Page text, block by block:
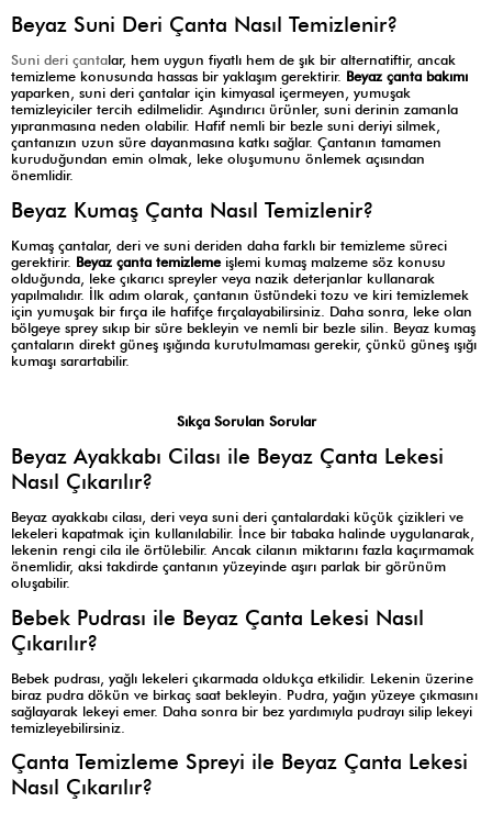
Beyaz Suni Deri Çanta Nasıl Temizlenir?
Suni deri çantalar, hem uygun fiyatlı hem de şık bir alternatiftir, ancak
temizleme konusunda hassas bir yaklaşım gerektirir. Beyaz çanta bakımı
yaparken, suni deri çantalar için kimyasal içermeyen, yumuşak
temizleyiciler tercih edilmelidir. Aşındırıcı ürünler, suni derinin zamanla
yıpranmasına neden olabilir. Hafif nemli bir bezle suni deriyi silmek,
çantanızın uzun süre dayanmasına katkı sağlar. Çantanın tamamen
kuruduğundan emin olmak, leke oluşumunu önlemek açısından
önemlidir.
Beyaz Kumaş Çanta Nasıl Temizlenir?
Kumaş çantalar, deri ve suni deriden daha farklı bir temizleme süreci
gerektirir. Beyaz çanta temizlemeişlemi kumaş malzeme söz konusu
olduğunda, leke çıkarıcı spreyler veya nazik deterjanlar kullanarak
yapılmalıdır. İlk adım olarak, çantanın üstündeki tozu ve kiri temizlemek
için yumuşak bir fırça ile hafifçe fırçalayabilirsiniz. Daha sonra, leke olan
bölgeye sprey sıkıp bir süre bekleyin ve nemli bir bezle silin. Beyaz kumaş
çantaların direkt güneş ışığında kurutulmaması gerekir, çünkü güneş ışığı
kumaşı sarartabilir.
Sıkça Sorulan Sorular
Beyaz Ayakkabı Cilası ile Beyaz Çanta Lekesi
Nasıl Çıkarılır?
Beyaz ayakkabı cilası, deri veya suni deri çantalardaki küçük çizikleri ve
lekeleri kapatmak için kullanılabilir. İnce bir tabaka halinde uygulanarak,
lekenin rengi cila ile örtülebilir. Ancak cilanın miktarını fazla kaçırmamak
önemlidir, aksi takdirde çantanın yüzeyinde aşırı parlak bir görünüm
oluşabilir.
Bebek Pudrası ile Beyaz Çanta Lekesi Nasıl
Çıkarılır?
Bebek pudrası, yağlı lekeleri çıkarmada oldukça etkilidir. Lekenin üzerine
biraz pudra dökün ve birkaç saat bekleyin. Pudra, yağın yüzeye çıkmasını
sağlayarak lekeyi emer. Daha sonra bir bez yardımıyla pudrayı silip lekeyi
temizleyebilirsiniz.
Çanta Temizleme Spreyi ile Beyaz Çanta Lekesi
Nasıl Çıkarılır?